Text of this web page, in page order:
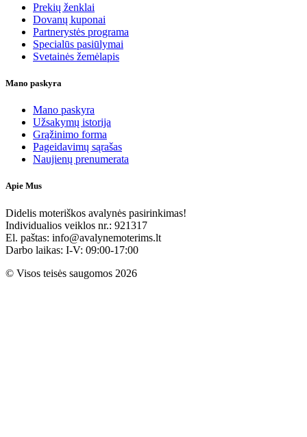
Prekių ženklai
Dovanų kuponai
Partnerystės programa
Specialūs pasiūlymai
Svetainės žemėlapis
Mano paskyra
Mano paskyra
Užsakymų istorija
Grąžinimo forma
Pageidavimų sąrašas
Naujienų prenumerata
Apie Mus
Didelis moteriškos avalynės pasirinkimas!
Individualios veiklos nr.: 921317
El. paštas: info@avalynemoterims.lt
Darbo laikas: I-V: 09:00-17:00
© Visos teisės saugomos 2026